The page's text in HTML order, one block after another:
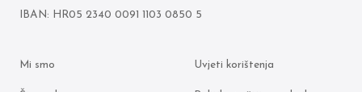
IBAN: HR05 2340 0091 1103 0850 5
Mi smo Uvjeti korištenja